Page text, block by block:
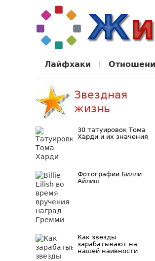
Лайфхаки
Звездная
жизнь
30 татуировок Тома
Харди и их значения
Фотографии Билли
Айлиш
Как звезды
зарабатывают на
нашей наивности